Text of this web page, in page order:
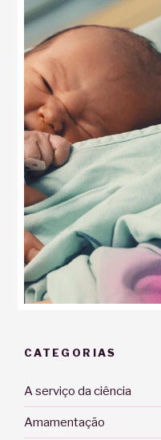
CATEGORIAS
A serviço da ciência
Amamentação